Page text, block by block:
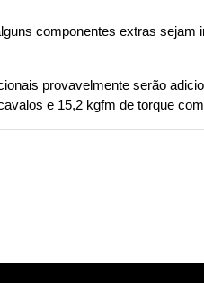
componentes extras sejam
provavelmente serão
e 15,2 kgfm de torque